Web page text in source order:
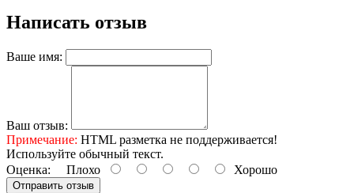
Написать отзыв
Ваше имя:
Ваш отзыв:
Примечание: HTML разметка не поддерживается!
Используйте обычный текст.
Оценка: Плохо Хорошо
Отправить отзыв